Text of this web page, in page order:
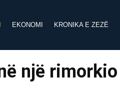
EKONOMI KRONIKA E ZEZË
një rimorkio